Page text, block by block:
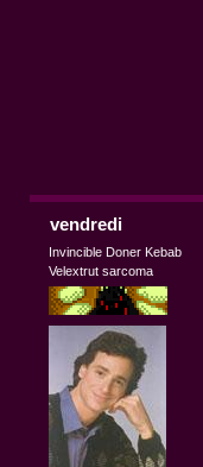
vendredi
Invincible Doner Kebab
Velextrut sarcoma